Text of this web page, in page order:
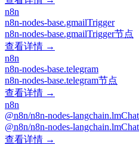
n8n
n8n-nodes-base.gmailTrigger
n8n-nodes-base.gmailTrigger节点
查看详情 →
n8n
n8n-nodes-base.telegram
n8n-nodes-base.telegram节点
查看详情 →
n8n
@n8n/n8n-nodes-
@n8n/n8n-nodes-
查看详情 →